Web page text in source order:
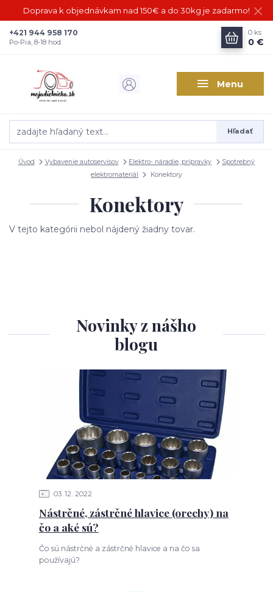
Doprava k objednávkam nad 150€ a do 30kg je zadarmo!
Menu
Hľadať
+421 944 958 170
Po-Pia, 8-18 hod.
0 ks
0 €
Úvod Vybavenie autoservisov Elektro- náradie, prípravky
Spotrebný
elektromateriál
Konektory
Konektory
V tejto kategórii nebol nájdený žiadny tovar.
Novinky z nášho
blogu
03 12 2022
Nástrčné, zástrčné hlavice (orechy) na
čo a aké sú?
Čo sú nástrčné a zástrčné hlavice a na čo sa
používajú?